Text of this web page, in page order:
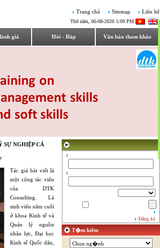
Trang chủ Sitemap Liên hệ
Thứ năm, 06-08-2026 5:09 PM
giá Hỏi - Đáp Văn bản tham khảo
SỰ NGHIỆP CÁ
Tác giả bài viết là
một cộng tác viên
của DTK
Consulting. Là
sinh viên năm cuối
ở khoa Kinh tế và
Quản lý nguồn
nhân lực, Đại học
Kinh tế Quốc dân,
:
:
Đăng ký
T�m kiếm